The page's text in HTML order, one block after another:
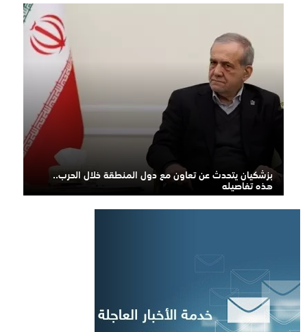
بزشكيان يتحدث عن تعاون مع دول المنطقة خلال الحرب..
هذه تفاصيله